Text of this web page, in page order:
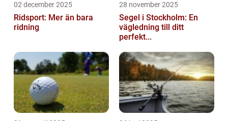
02 december 2025
Ridsport: Mer än bara
ridning
28 november 2025
Segel i Stockholm: En
vägledning till ditt
perfekt...